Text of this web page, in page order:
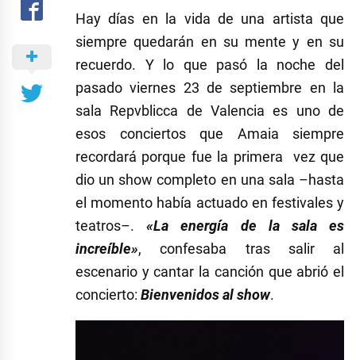
Hay días en la vida de una artista que
siempre quedarán en su mente y en su
recuerdo. Y lo que pasó la noche del
pasado viernes 23 de septiembre en la
sala Repvblicca de Valencia es uno de
esos conciertos que Amaia siempre
recordará porque fue la primera vez que
dio un show completo en una sala –hasta
el momento había actuado en festivales y
teatros–.«La energía de la sala es
increíble», confesaba tras salir al
escenario y cantar la canción que abrió el
concierto: Bienvenidos al show.